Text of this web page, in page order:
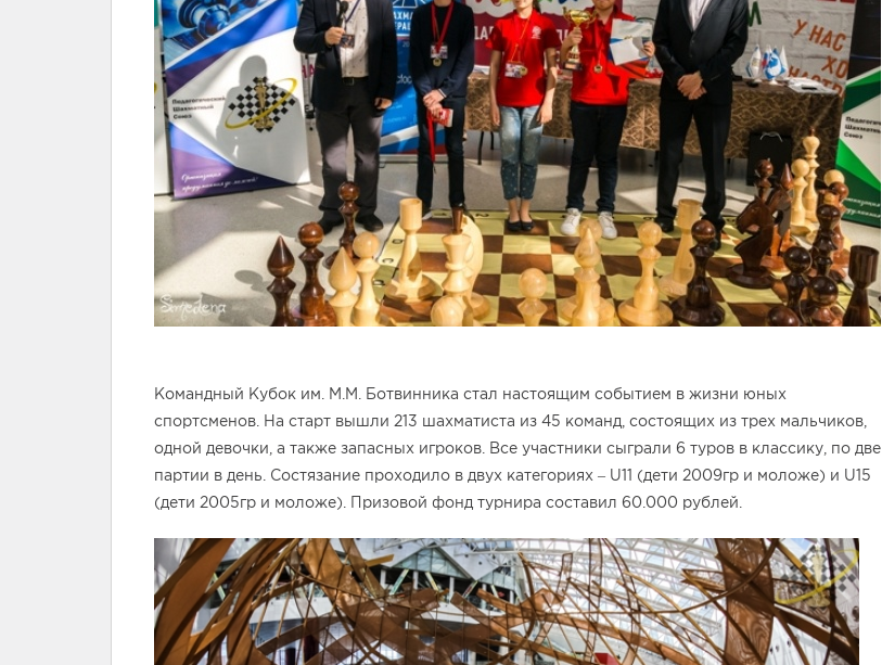
Командный Кубок им. М.М. Ботвинника стал настоящим событием в жизни юных
спортсменов. На старт вышли 213 шахматиста из 45 команд, состоящих из трех мальчиков,
одной девочки, а также запасных игроков. Все участники сыграли 6 туров в классику, по две
партии в день. Состязание проходило в двух категориях – U11 (дети 2009гр и моложе) и U15
(дети 2005гр и моложе). Призовой фонд турнира составил 60.000 рублей.